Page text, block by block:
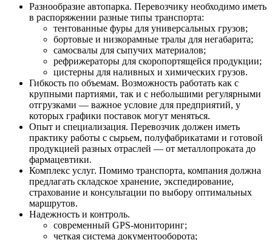
Разнообразие автопарка. Перевозчику необходимо иметь
в распоряжении разные типы транспорта:
тентованные фуры для универсальных грузов;
бортовые и низкорамные тралы для негабарита;
самосвалы для сыпучих материалов;
рефрижераторы для скоропортящейся продукции;
цистерны для наливных и химических грузов.
Гибкость по объемам. Возможность работать как с
крупными партиями, так и с небольшими регулярными
отгрузками — важное условие для предприятий, у
которых графики поставок могут меняться.
Опыт и специализация. Перевозчик должен иметь
практику работы с сырьем, полуфабрикатами и готовой
продукцией разных отраслей — от металлопроката до
фармацевтики.
Комплекс услуг. Помимо транспорта, компания должна
предлагать складское хранение, экспедирование,
страхование и консультации по выбору оптимальных
маршрутов.
Надежность и контроль.
современный GPS-мониторинг;
четкая система документооборота;